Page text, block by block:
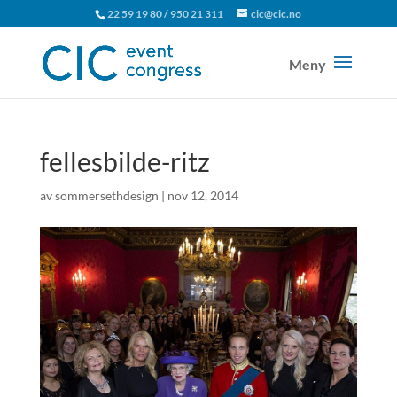
22 59 19 80 / 950 21 311 cic@cic.no
fellesbilde-ritz
avsommersethdesign | nov 12, 2014